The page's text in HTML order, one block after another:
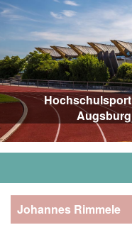
Hochschulsport
Augsburg
Johannes Rimmele